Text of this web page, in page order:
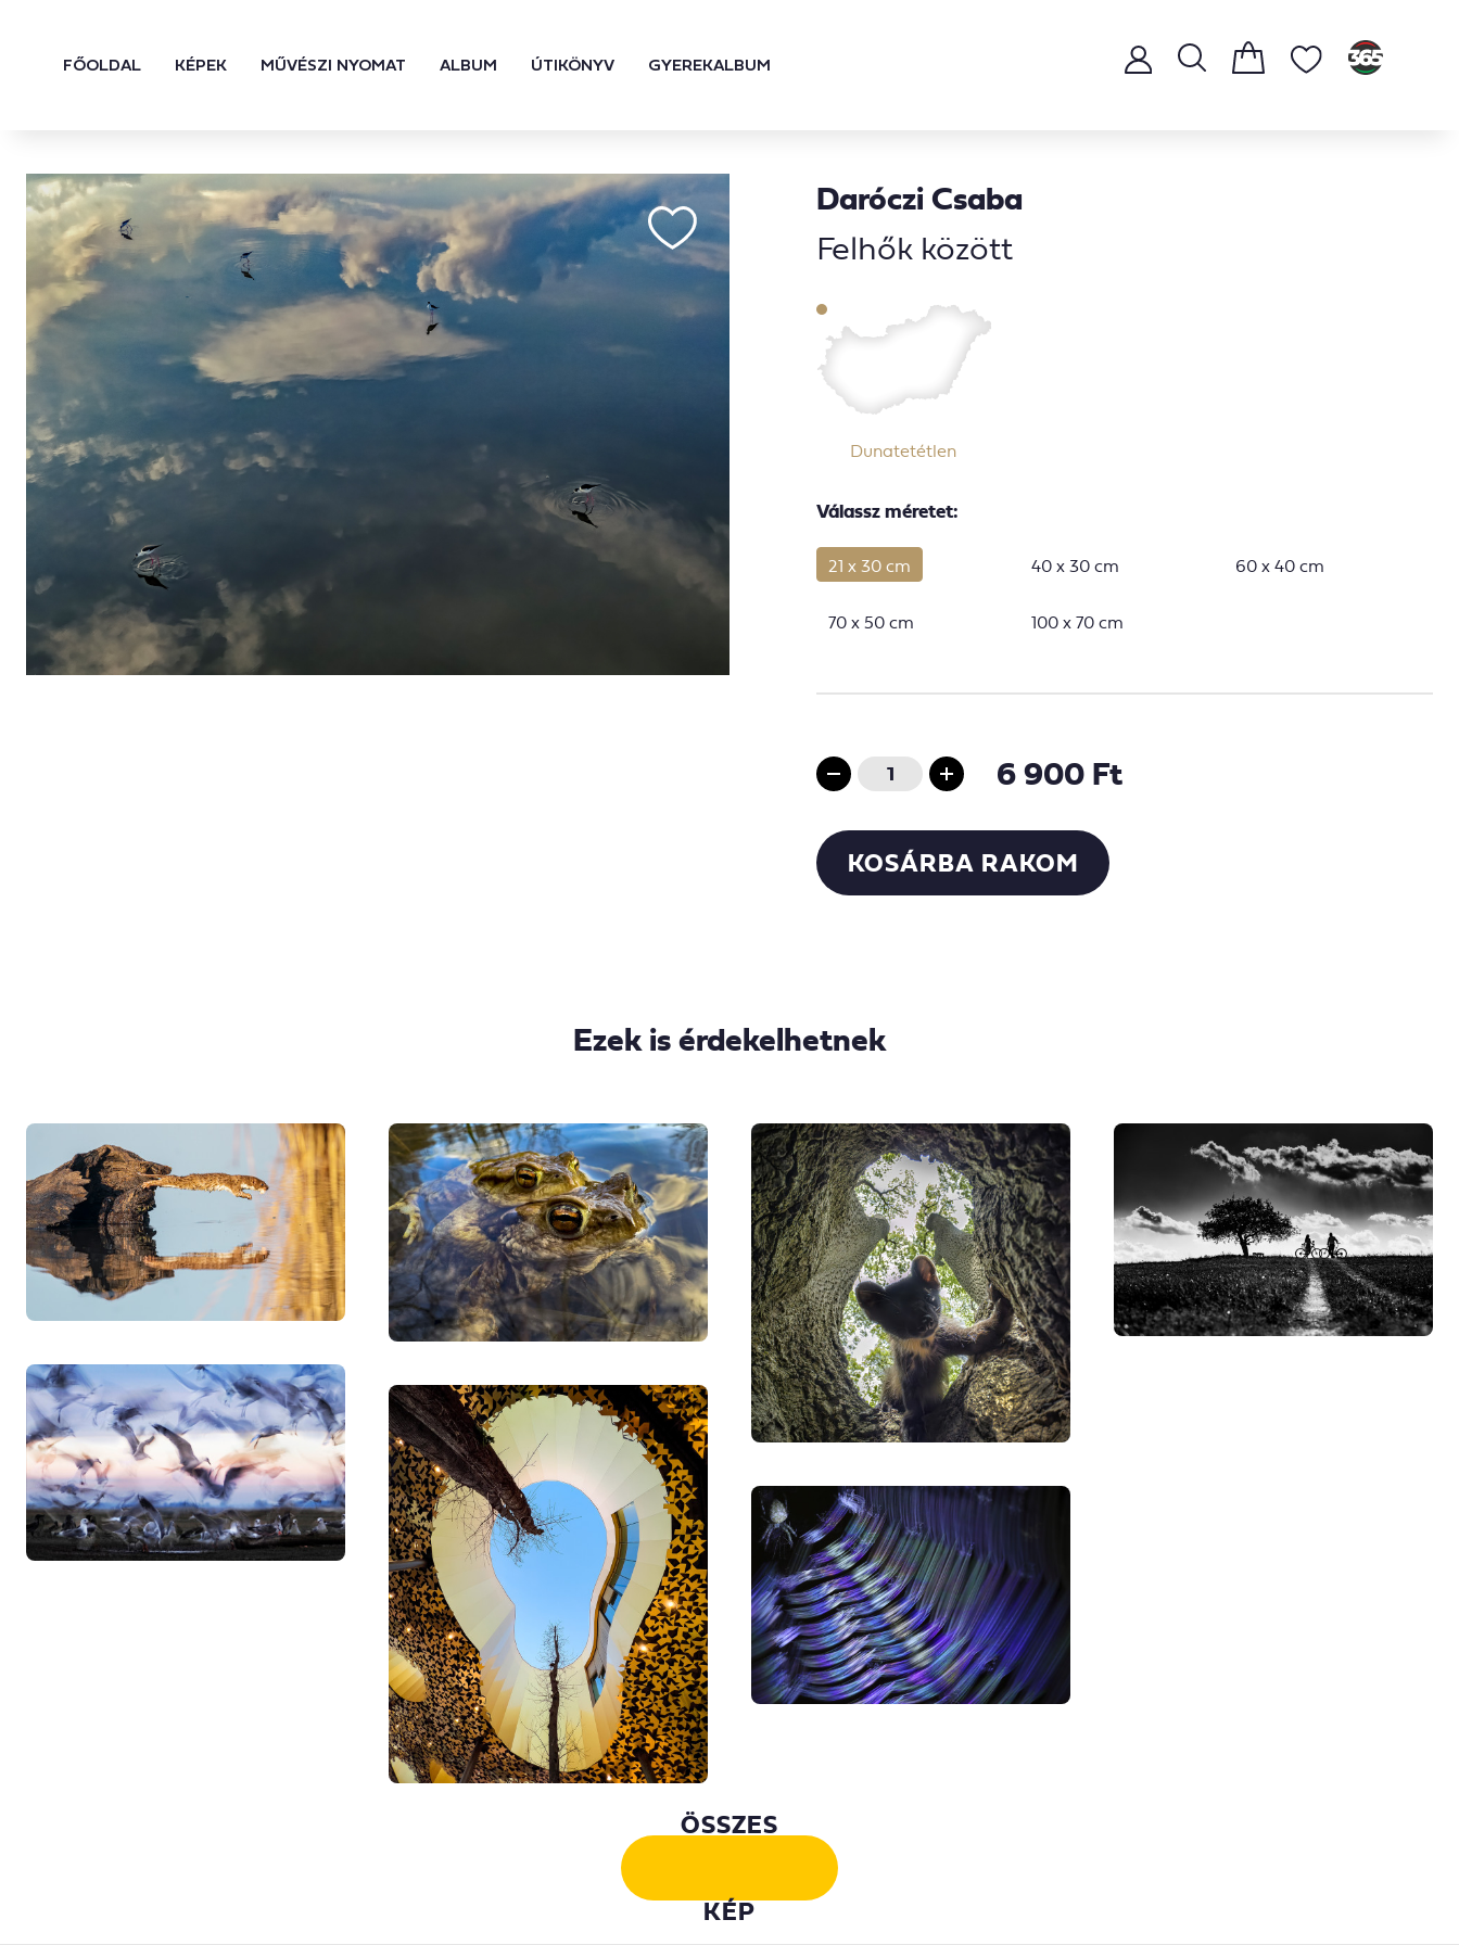
FŐOLDAL KÉPEK MŰVÉSZI NYOMAT ALBUM ÚTIKÖNYV GYEREKALBUM
Daróczi Csaba
Felhők között
Dunatetétlen
Válassz méretet:
21 x 30 cm 40 x 30 cm 60 x 40 cm
70 x 50 cm 100 x 70 cm
6 900 Ft
KOSÁRBA RAKOM
Ezek is érdekelhetnek
ÖSSZES
KÉP